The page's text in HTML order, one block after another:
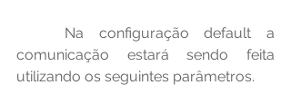
comunicação estará sendo feita
utilizando os seguintes parâmetros.